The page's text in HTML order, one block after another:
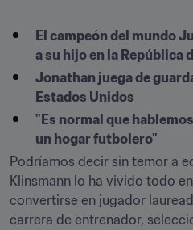
El campeón del mundo
a su hijo en la República
Jonathan juega de
Estados Unidos
"Es normal que
un hogar futbolero"
Podríamos decir sin temor a
Klinsmann lo ha vivido todo
convertirse en jugador
carrera de entrenador,